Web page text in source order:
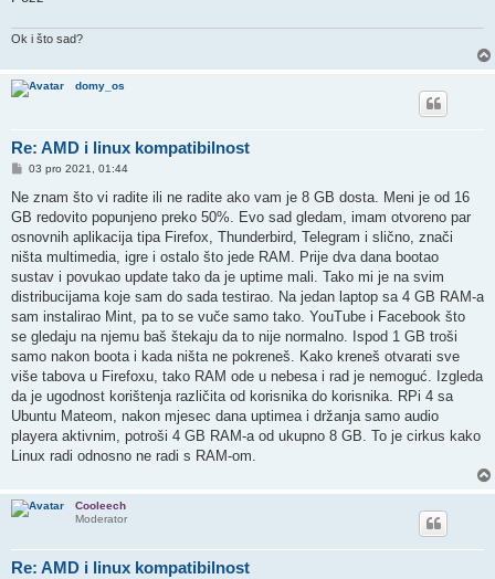
Ok i što sad?
domy_os
Re: AMD i linux kompatibilnost
P
s
03 pro 2021, 01:44
Ne znam što vi radite ili ne radite ako vam je 8 GB dosta. Meni je od 16
GB redovito popunjeno preko 50%. Evo sad gledam, imam otvoreno par
osnovnih aplikacija tipa Firefox, Thunderbird, Telegram i slično, znači
ništa multimedia, igre i ostalo što jede RAM. Prije dva dana bootao
sustav i povukao update tako da je uptime mali. Tako mi je na svim
distribucijama koje sam do sada testirao. Na jedan laptop sa 4 GB RAM-a
sam instalirao Mint, pa to se vuče samo tako. YouTube i Facebook što
se gledaju na njemu baš štekaju da to nije normalno. Ispod 1 GB troši
samo nakon boota i kada ništa ne pokreneš. Kako kreneš otvarati sve
više tabova u Firefoxu, tako RAM ode u nebesa i rad je nemoguć. Izgleda
da je ugodnost korištenja različita od korisnika do korisnika. RPi 4 sa
Ubuntu Mateom, nakon mjesec dana uptimea i držanja samo audio
playera aktivnim, potroši 4 GB RAM-a od ukupno 8 GB. To je cirkus kako
Linux radi odnosno ne radi s RAM-om.
Cooleech
Moderator
Re: AMD i linux kompatibilnost